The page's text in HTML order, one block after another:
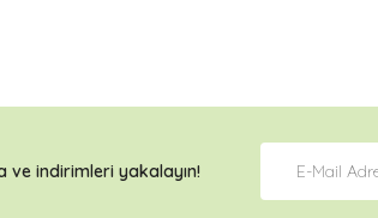
ve indirimleri yakalayın!